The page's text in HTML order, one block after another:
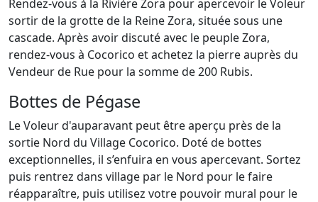
Rendez-vous à la Rivière Zora pour apercevoir le Voleur
sortir de la grotte de la Reine Zora, située sous une
cascade. Après avoir discuté avec le peuple Zora,
rendez-vous à Cocorico et achetez la pierre auprès du
Vendeur de Rue pour la somme de 200 Rubis.
Bottes de Pégase
Le Voleur d'auparavant peut être aperçu près de la
sortie Nord du Village Cocorico. Doté de bottes
exceptionnelles, il s’enfuira en vous apercevant. Sortez
puis rentrez dans village par le Nord pour le faire
réapparaître, puis utilisez votre pouvoir mural pour le